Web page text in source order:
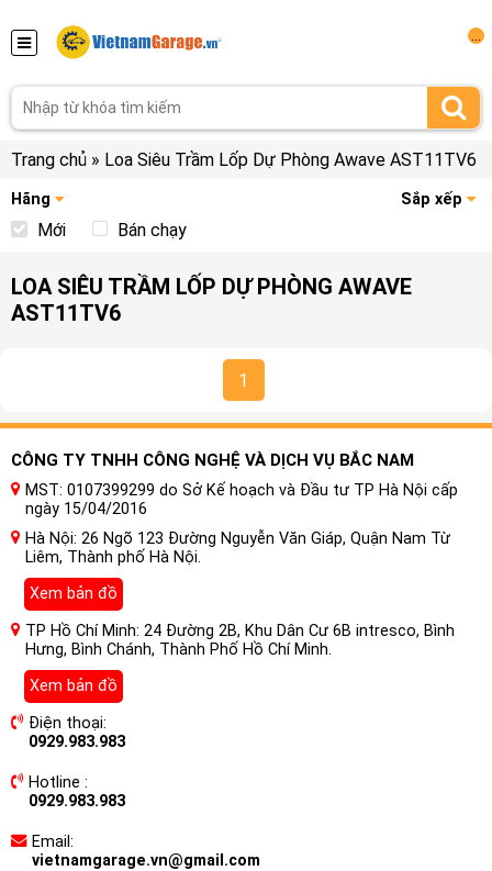
Trang chủ » Loa Siêu Trầm Lốp Dự Phòng Awave AST11TV6
Hãng Sắp xếp
Mới Bán chạy
LOA SIÊU TRẦM LỐP DỰ PHÒNG AWAVE
AST11TV6
1
CÔNG TY TNHH CÔNG NGHỆ VÀ DỊCH VỤ BẮC NAM
MST: 0107399299 do Sở Kế hoạch và Đầu tư TP Hà Nội cấp
ngày 15/04/2016
Hà Nội: 26 Ngõ 123 Đường Nguyễn Văn Giáp, Quận Nam Từ
Liêm, Thành phố Hà Nội.
Xem bản đồ
TP Hồ Chí Minh: 24 Đường 2B, Khu Dân Cư 6B intresco, Bình
Hưng, Bình Chánh, Thành Phố Hồ Chí Minh.
Xem bản đồ
Điện thoại:
0929.983.983
Hotline :
0929.983.983
Email:
vietnamgarage.vn@gmail.com